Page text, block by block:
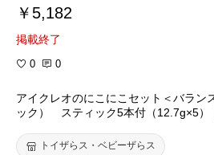
￥5,182
掲載終了
0 0
アイクレオのにこにこセット＜バラン
ック） スティック5本付（12.7g×5）
トイザらス・ベビーザらス